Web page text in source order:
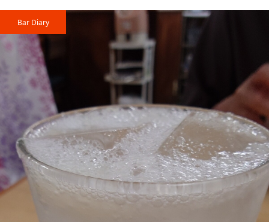
Bar Diary